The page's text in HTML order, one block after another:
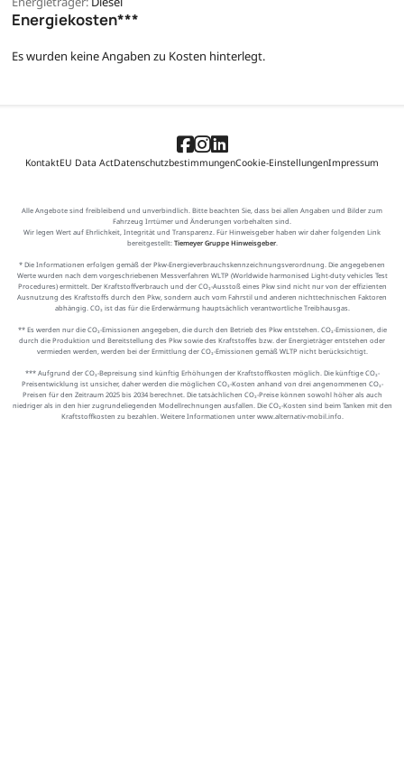
Energiekosten***
Es wurden keine Angaben zu Kosten hinterlegt.
KontaktEU Data ActDatenschutzbestimmungenCookie-EinstellungenImpressum
Alle Angebote sind freibleibend und unverbindlich. Bitte beachten Sie, dass bei allen Angaben und Bilder zum
Fahrzeug Irrtümer und Änderungen vorbehalten sind.
Wir legen Wert auf Ehrlichkeit, Integrität und Transparenz. Für Hinweisgeber haben wir daher folgenden Link
bereitgestellt: Tiemeyer Gruppe Hinweisgeber.
* Die Informationen erfolgen gemäß der Pkw-Energieverbrauchskennzeichnungsverordnung. Die angegebenen
Werte wurden nach dem vorgeschriebenen Messverfahren WLTP (Worldwide harmonised Light-duty vehicles Test
Procedures) ermittelt. Der Kraftstoffverbrauch und der CO₂-Ausstoß eines Pkw sind nicht nur von der effizienten
Ausnutzung des Kraftstoffs durch den Pkw, sondern auch vom Fahrstil und anderen nichttechnischen Faktoren
abhängig. CO₂ ist das für die Erderwärmung hauptsächlich verantwortliche Treibhausgas.
** Es werden nur die CO₂-Emissionen angegeben, die durch den Betrieb des Pkw entstehen. CO₂-Emissionen, die
durch die Produktion und Bereitstellung des Pkw sowie des Kraftstoffes bzw. der Energieträger entstehen oder
vermieden werden, werden bei der Ermittlung der CO₂-Emissionen gemäß WLTP nicht berücksichtigt.
*** Aufgrund der CO₂-Bepreisung sind künftig Erhöhungen der Kraftstoffkosten möglich. Die künftige CO₂-
Preisentwicklung ist unsicher, daher werden die möglichen CO₂-Kosten anhand von drei angenommenen CO₂-
Preisen für den Zeitraum 2025 bis 2034 berechnet. Die tatsächlichen CO₂-Preise können sowohl höher als auch
niedriger als in den hier zugrundeliegenden Modellrechnungen ausfallen. Die CO₂-Kosten sind beim Tanken mit den
Kraftstoffkosten zu bezahlen. Weitere Informationen unter www.alternativ-mobil.info.